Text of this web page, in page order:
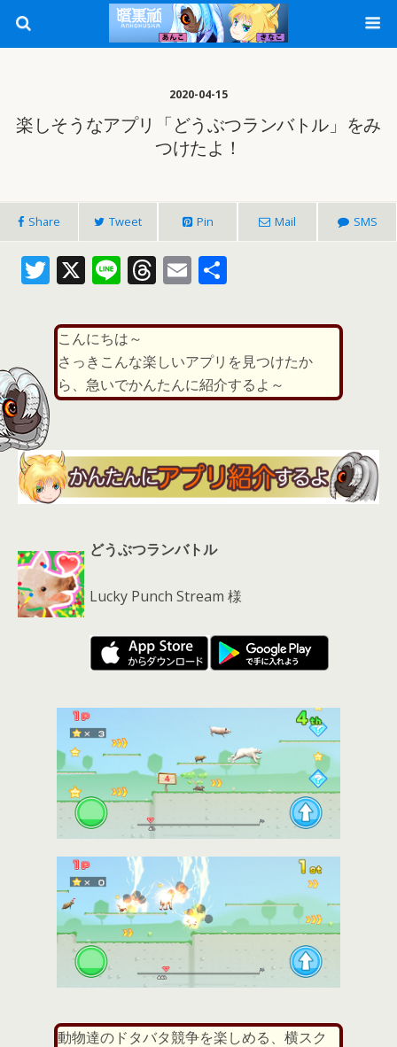
2020-04-15
楽しそうなアプリ「どうぶつランバトル」をみ
つけたよ！
Share Tweet Pin Mail SMS
T
itt
er
X Li
e
T
re
a
d
s
E
ai
l
こんにちは～
さっきこんな楽しいアプリを見つけたか
ら、急いでかんたんに紹介するよ～
どうぶつランバトル
Lucky Punch Stream 様
動物達のドタバタ競争を楽しめる、横スク